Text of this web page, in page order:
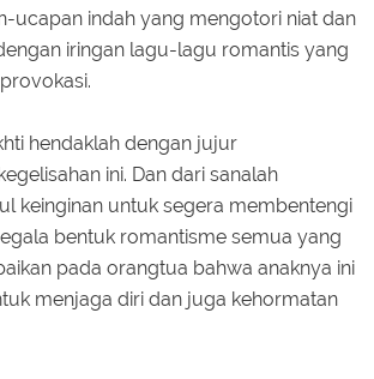
ucapan indah yang mengotori niat dan
iringan lagu-lagu romantis yang
hendaklah dengan jujur
ini. Dan dari sanalah
keinginan untuk segera membentengi
bentuk romantisme semua yang
pada orangtua bahwa anaknya ini
menjaga diri dan juga kehormatan